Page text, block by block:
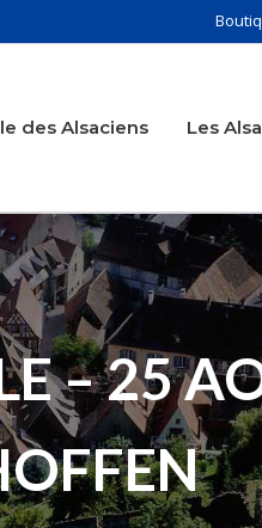
des Alsaciens Les
– 25